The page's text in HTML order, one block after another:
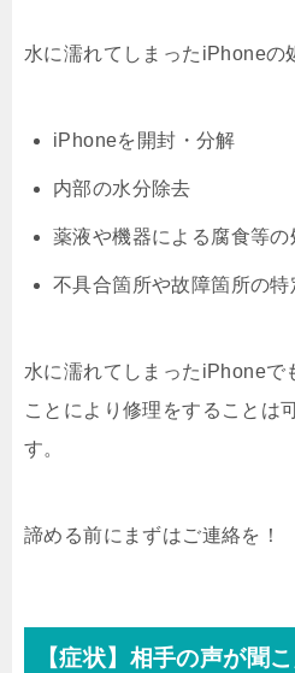
水に濡れてしまったiPhoneの
iPhoneを開封・分解
内部の水分除去
薬液や機器による腐食等の
不具合箇所や故障箇所の特
水に濡れてしまったiPhoneで
ことにより修理をすることは
す。
諦める前にまずはご連絡を！
【症状】相手の声が聞